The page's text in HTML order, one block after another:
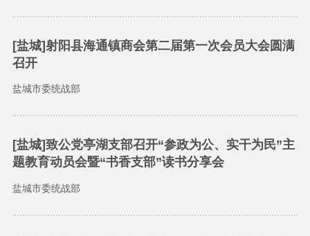
[盐城]射阳县海通镇商会第二届第一次会员大会圆满
召开
盐城市委统战部
[盐城]致公党亭湖支部召开“参政为公、实干为民”主
题教育动员会暨“书香支部”读书分享会
盐城市委统战部